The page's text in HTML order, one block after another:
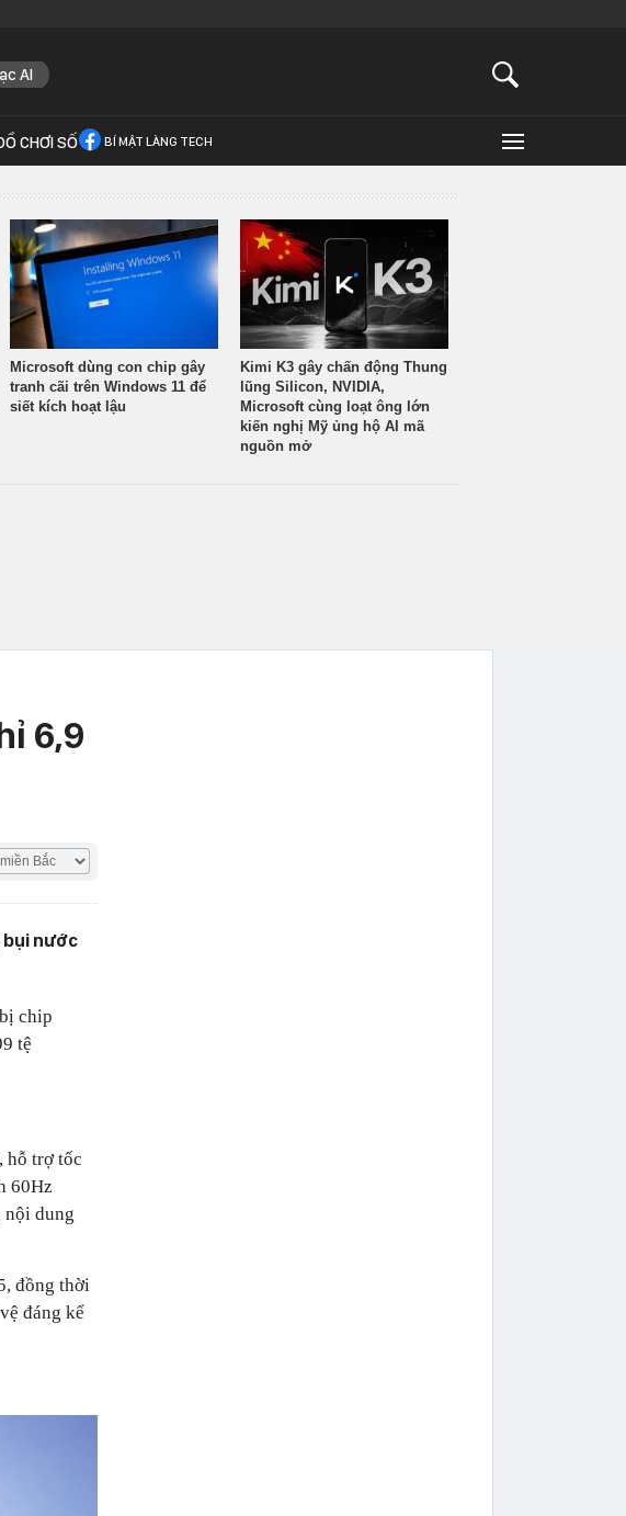
AI
CHƠI SỐ BÍ MẬT LÀNG TECH
Microsoft dùng con chip gây
tranh cãi trên Windows 11 để
siết kích hoạt lậu
Kimi K3 gây chấn động Thung
lũng Silicon, NVIDIA,
Microsoft cùng loạt ông lớn
kiến nghị Mỹ ủng hộ AI mã
nguồn mở
6,9
bụi nước
chip
tệ
hỗ trợ tốc
60Hz
nội dung
đồng thời
đáng kể